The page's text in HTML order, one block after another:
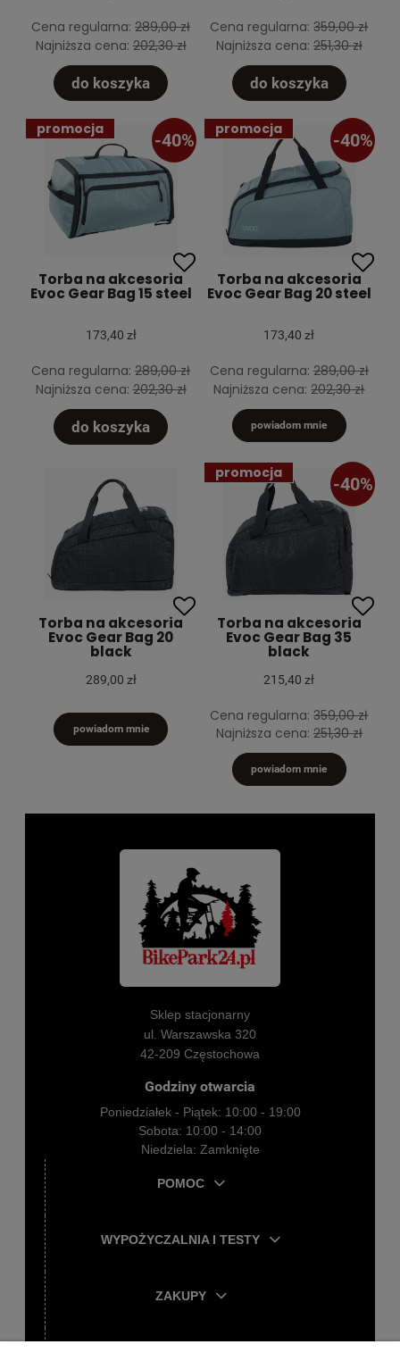
Cena regularna:289,00 zł
Najniższa cena:202,30 zł
do koszyka
Cena regularna:359,00 zł
Najniższa cena: 251,30 zł
do koszyka
Torba na akcesoria
Evoc Gear Bag 15 steel
173,40 zł
Cena regularna:289,00 zł
Najniższa cena:202,30 zł
do koszyka
promocja
-40%
Torba na akcesoria
Evoc Gear Bag 20 steel
173,40 zł
Cena regularna: 289,00 zł
Najniższa cena:202,30 zł
powiadom mnie
promocja
-40%
Torba na akcesoria
Evoc Gear Bag 20
black
289,00 zł
powiadom mnie
Torba na akcesoria
Evoc Gear Bag 35
black
215,40 zł
Cena regularna:359,00 zł
Najniższa cena: 251,30 zł
powiadom mnie
promocja
-40%
Sklep stacjonarny
ul. Warszawska 320
42-209 Częstochowa
Godziny otwarcia
Poniedziałek - Piątek: 10:00 - 19:00
Sobota: 10:00 - 14:00
Niedziela: Zamknięte
POMOC
WYPOŻYCZALNIA I TESTY
ZAKUPY